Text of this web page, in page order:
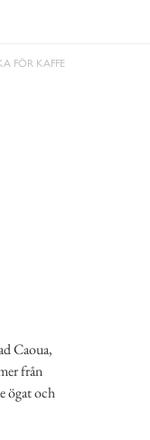
FÖR KAFFE
Caoua,
från
ögat och